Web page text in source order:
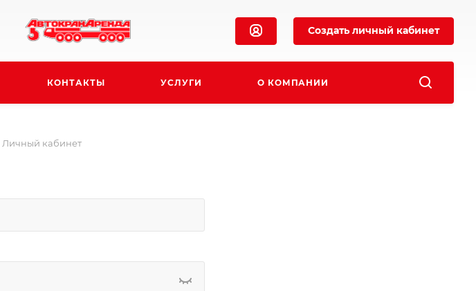
Создать личный кабинет
КОНТАКТЫ УСЛУГИ О КОМПАНИИ
Личный кабинет